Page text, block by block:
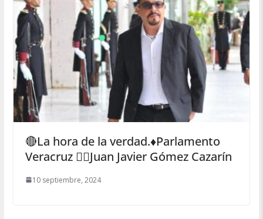
🔴La hora de la verdad.♦️Parlamento
Veracruz ✍🏻Juan Javier Gómez Cazarín
10 septiembre, 2024